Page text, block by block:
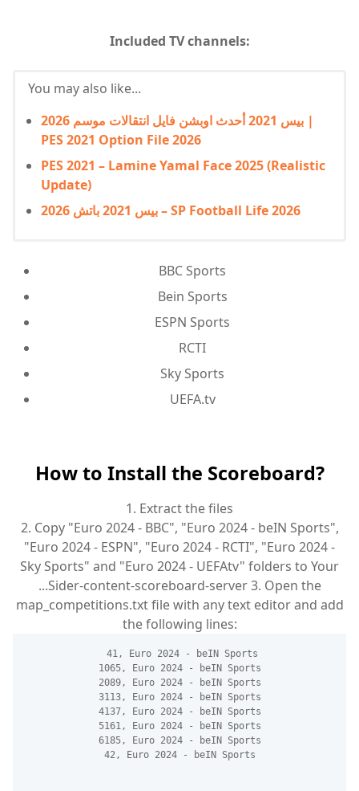
Included TV channels:
You may also like...
بيس 2021 أحدث اوبشن فايل انتقالات موسم 2026 |
PES 2021 Option File 2026
PES 2021 – Lamine Yamal Face 2025 (Realistic
Update)
بيس 2021 باتش 2026 – SP Football Life 2026
BBC Sports
Bein Sports
ESPN Sports
RCTI
Sky Sports
UEFA.tv
How to Install the Scoreboard?
1. Extract the files
2. Copy "Euro 2024 - BBC", "Euro 2024 - beIN Sports",
"Euro 2024 - ESPN", "Euro 2024 - RCTI", "Euro 2024 -
Sky Sports" and "Euro 2024 - UEFAtv" folders to Your
...Sider-content-scoreboard-server 3. Open the
map_competitions.txt file with any text editor and add
the following lines:
41, Euro 2024 - beIN Sports
1065, Euro 2024 - beIN Sports
2089, Euro 2024 - beIN Sports
3113, Euro 2024 - beIN Sports
4137, Euro 2024 - beIN Sports
5161, Euro 2024 - beIN Sports
6185, Euro 2024 - beIN Sports
42, Euro 2024 - beIN Sports